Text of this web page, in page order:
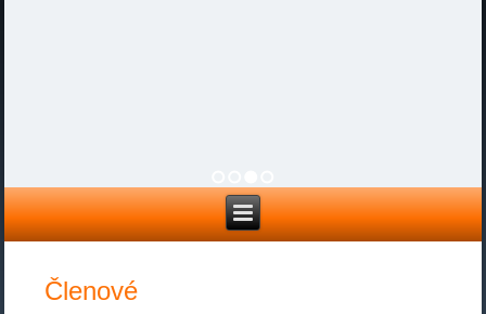
1 2 3 4
Členové